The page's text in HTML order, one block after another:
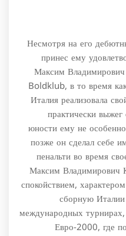
Несмотря на его
принес ему
Максим
Boldklub, в то время
Италия реализовала
практически
юности ему не
позже он сделал себе
пенальти во время
Максим Владимирович
спокойствием,
сборную
международных
Евро-2000, где